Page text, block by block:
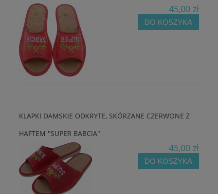
45,00 zł
DO KOSZYKA
KLAPKI DAMSKIE ODKRYTE, SKÓRZANE CZERWONE Z
HAFTEM "SUPER BABCIA"
45,00 zł
DO KOSZYKA